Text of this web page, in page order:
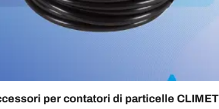
per contatori di particelle CLIMET